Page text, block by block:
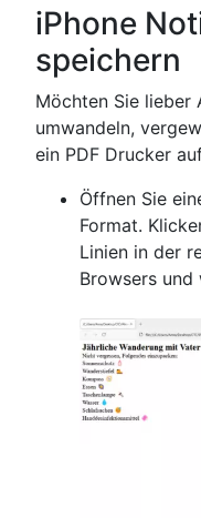
iPhone
speichern
Möchten Sie lieber
umwandeln,
ein PDF Drucker
Öffnen Sie
Format.
Linien in der
Browsers und